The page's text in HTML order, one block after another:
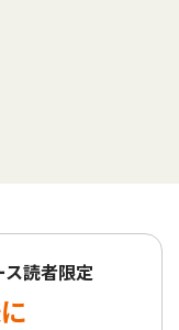
ス読者限定